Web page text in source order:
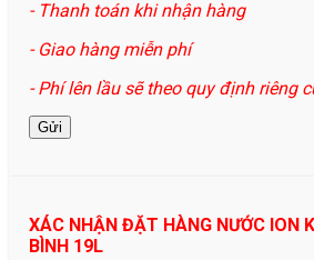
- Thanh toán khi nhận hàng
- Giao hàng miễn phí
- Phí lên lầu sẽ theo quy định riêng
XÁC NHẬN ĐẶT HÀNG NƯỚC ION
BÌNH 19L